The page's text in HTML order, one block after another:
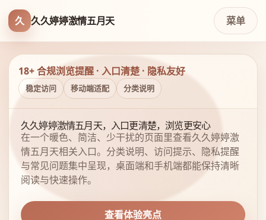
久 久久婷婷激情五月天 菜单
18+ 合规浏览提醒 · 入口清楚 · 隐私友好
稳定访问 移动端适配 分类说明
久久婷婷激情五月天，入口更清楚，浏览更安心
在一个暖色、简洁、少干扰的页面里查看久久婷婷激
情五月天相关入口。分类说明、访问提示、隐私提醒
与常见问题集中呈现，桌面端和手机端都能保持清晰
阅读与快速操作。
查看体验亮点